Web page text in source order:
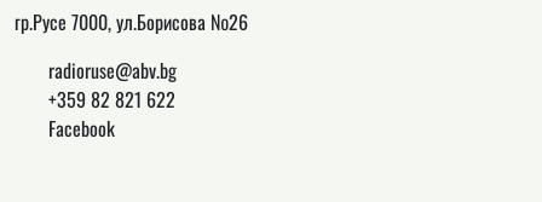
гр.Русе 7000, ул.Борисова №26
radioruse@abv.bg
+359 82 821 622
Facebook